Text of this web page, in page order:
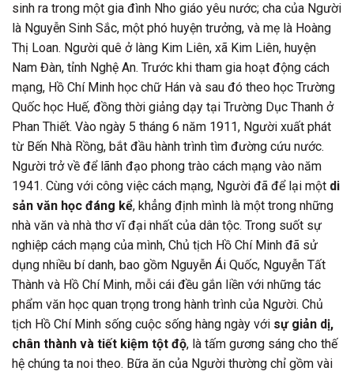
sinh ra trong một gia đình Nho giáo yêu nước; cha của Người
là Nguyễn Sinh Sắc, một phó huyện trưởng, và mẹ là Hoàng
Thị Loan. Người quê ở làng Kim Liên, xã Kim Liên, huyện
Nam Đàn, tỉnh Nghệ An. Trước khi tham gia hoạt động cách
mạng, Hồ Chí Minh học chữ Hán và sau đó theo học Trường
Quốc học Huế, đồng thời giảng dạy tại Trường Dục Thanh ở
Phan Thiết. Vào ngày 5 tháng 6 năm 1911, Người xuất phát
từ Bến Nhà Rồng, bắt đầu hành trình tìm đường cứu nước.
Người trở về để lãnh đạo phong trào cách mạng vào năm
1941. Cùng với công việc cách mạng, Người đã để lại một di
sản văn học đáng kể, khẳng định mình là một trong những
nhà văn và nhà thơ vĩ đại nhất của dân tộc. Trong suốt sự
nghiệp cách mạng của mình, Chủ tịch Hồ Chí Minh đã sử
dụng nhiều bí danh, bao gồm Nguyễn Ái Quốc, Nguyễn Tất
Thành và Hồ Chí Minh, mỗi cái đều gắn liền với những tác
phẩm văn học quan trọng trong hành trình của Người. Chủ
tịch Hồ Chí Minh sống cuộc sống hàng ngày với sự giản dị,
chân thành và tiết kiệm tột độ, là tấm gương sáng cho thế
hệ chúng ta noi theo. Bữa ăn của Người thường chỉ gồm vài